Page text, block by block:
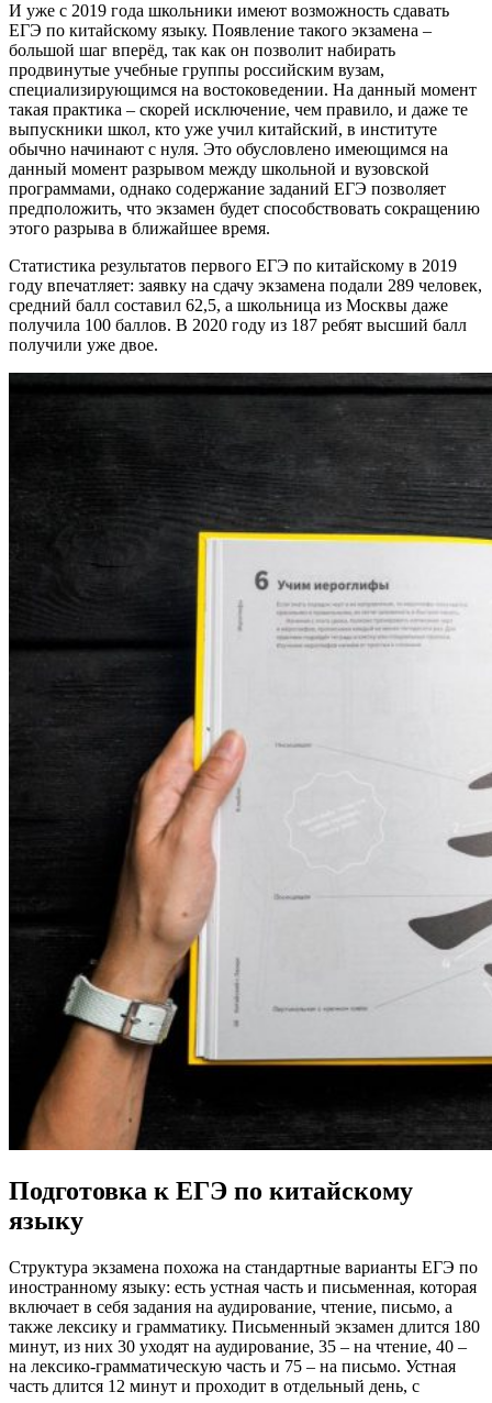
И уже с 2019 года школьники имеют возможность сдавать
ЕГЭ по китайскому языку. Появление такого экзамена –
большой шаг вперёд, так как он позволит набирать
продвинутые учебные группы российским вузам,
специализирующимся на востоковедении. На данный момент
такая практика – скорей исключение, чем правило, и даже те
выпускники школ, кто уже учил китайский, в институте
обычно начинают с нуля. Это обусловлено имеющимся на
данный момент разрывом между школьной и вузовской
программами, однако содержание заданий ЕГЭ позволяет
предположить, что экзамен будет способствовать сокращению
этого разрыва в ближайшее время.
Статистика результатов первого ЕГЭ по китайскому в 2019
году впечатляет: заявку на сдачу экзамена подали 289 человек,
средний балл составил 62,5, а школьница из Москвы даже
получила 100 баллов. В 2020 году из 187 ребят высший балл
получили уже двое.
Подготовка к ЕГЭ по китайскому
языку
Структура экзамена похожа на стандартные варианты ЕГЭ по
иностранному языку: есть устная часть и письменная, которая
включает в себя задания на аудирование, чтение, письмо, а
также лексику и грамматику. Письменный экзамен длится 180
минут, из них 30 уходят на аудирование, 35 – на чтение, 40 –
на лексико-грамматическую часть и 75 – на письмо. Устная
часть длится 12 минут и проходит в отдельный день, с